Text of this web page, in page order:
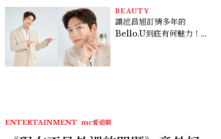
BEAUTY
讓池昌旭訂情多年的
Bello.U到底有何魅力！揭
ENTERTAINMENT mc愛追劇